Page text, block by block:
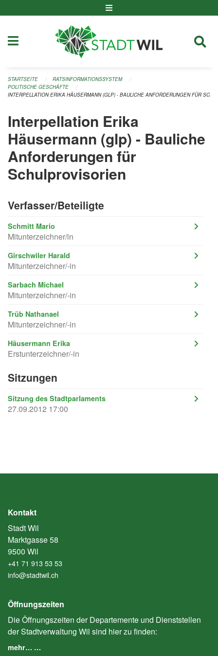
STARTSEITE
RATSINFORMATIONSSYSTEM
POLITISCHE GESCHÄFTE
INTERPELLATION ERIKA HÄUSERMANN (GLP) - BAULICHE ANFORDERUNGEN FÜR
Interpellation Erika
Häusermann (glp) - Bauliche
Anforderungen für
Schulprovisorien
Verfasser/Beteiligte
Schmitt Mario
Mitunterzeichner/in
Girschwiler Harald
Mitunterzeichner/-in
Sarbach Michael
Mitunterzeichner/-in
Trüb Nathanael
Mitunterzeichner/-in
Häusermann Erika
Erstunterzeichner/-in
Sitzungen
Sitzung des Stadtparlaments
27.09.2012 17:00
Kontakt
Stadt Wil
Marktgasse 58
9500 Wil
+41 71 913 53 53
info@stadtwil.ch
Öffnungszeiten
Die Öffnungszeiten der Departemente und Dienststellen
der Stadtverwaltung Wil sind hier zu finden:
mehr… …